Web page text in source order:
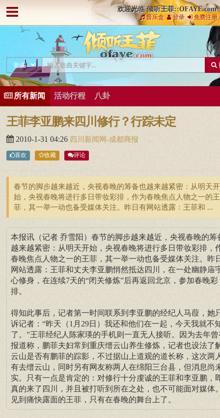
欢迎光临 倾听王菲::OFAYE.com
音乐盒 登录 免费注册
所有新闻 活动行程 八卦
王菲李亚鹏来四川修行？行踪未定
2010-1-31 04:26 四川新闻网-成都商报
喜欢 收藏 评论
春节的脚步越来越近，央视春晚的筹备也越来越紧密：从明天开
始，央视春晚将进行多日带妆彩排，作为春晚焦点人物之一的王
菲，其一举一动也备受媒体关注。昨日有网站透露：王菲和 ...
本报讯（记者 乔雪阳）春节的脚步越来越近，央视春晚的筹
越来越紧密：从明天开始，央视春晚将进行多日带妆彩排，
春晚焦点人物之一的王菲，其一举一动也备受媒体关注。昨
网站透露：王菲和丈夫李亚鹏悄然抵达四川，在一处幽静庙
心修身，在连续7天的“闭关修炼”后再返回北京，参加春晚彩
排。
得知此事后，记者第一时间联系到李亚鹏的经纪人马葭，她
诉记者：“昨天（1月29日）我还和他们在一起，今天我就不
了。”王菲经纪人陈家瑛的手机则一直无人接听。因为去年曾
报道称，鹏菲夫妇常到重庆缙云山养生修炼，记者也设法了
云山是否有鹏菲的踪影，不过据山上道观的道长称，这次两
有去缙云山，同时另有网友称两人在绵阳三台县，但消息尚
实。只有一点是肯定的：对修行十分虔诚的王菲和李亚鹏，
真的来了四川，并且被打听到所在之处，也不可能面对媒体
见到痛快露面的王菲，只有在春晚的舞台上了。